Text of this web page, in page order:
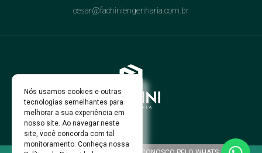
Nós usamos cookies e outras
tecnologias semelhantes para
melhorar a sua experiência em
nosso site. Ao navegar neste
site, você concorda com tal
monitoramento. Conheça nossa
cesar@fachiniengenharia.com.br